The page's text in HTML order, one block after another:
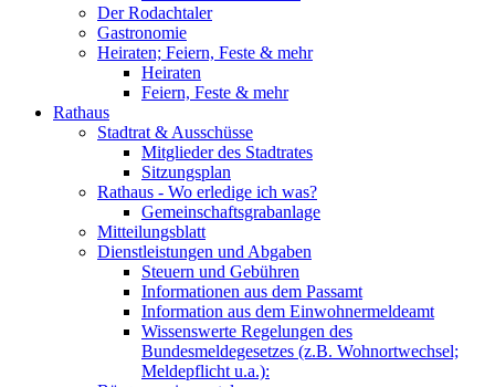
Der Rodachtaler
Gastronomie
Heiraten; Feiern, Feste & mehr
Heiraten
Feiern, Feste & mehr
Rathaus
Stadtrat & Ausschüsse
Mitglieder des Stadtrates
Sitzungsplan
Rathaus - Wo erledige ich was?
Gemeinschaftsgrabanlage
Mitteilungsblatt
Dienstleistungen und Abgaben
Steuern und Gebühren
Informationen aus dem Passamt
Information aus dem Einwohnermeldeamt
Wissenswerte Regelungen des
Bundesmeldegesetzes (z.B. Wohnortwechsel;
Meldepflicht u.a.):